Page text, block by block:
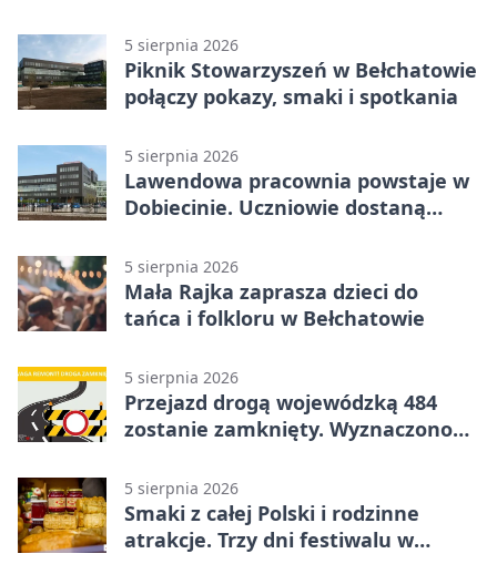
5 sierpnia 2026
Piknik Stowarzyszeń w Bełchatowie
połączy pokazy, smaki i spotkania
5 sierpnia 2026
Lawendowa pracownia powstaje w
Dobiecinie. Uczniowie dostaną
5 sierpnia 2026
Mała Rajka zaprasza dzieci do
tańca i folkloru w Bełchatowie
5 sierpnia 2026
Przejazd drogą wojewódzką 484
zostanie zamknięty. Wyznaczono
5 sierpnia 2026
Smaki z całej Polski i rodzinne
atrakcje. Trzy dni festiwalu w